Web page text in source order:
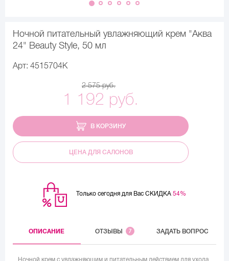
Ночной питательный увлажняющий крем "Аква
24" Beauty Style, 50 мл
Арт: 4515704K
2 575 руб.
1 192 руб.
В КОРЗИНУ
ЦЕНА ДЛЯ САЛОНОВ
Только сегодня для Вас СКИДКА 54%
ОПИСАНИЕ ОТЗЫВЫ 7 ЗАДАТЬ ВОПРОС
Ночной крем с увлажняющим и питательным действием для ухода